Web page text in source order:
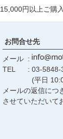
15,000円以上ご購
お問合せ先
メール
TEL
03-5848-
(平日
メールの返信につ
させていただいて